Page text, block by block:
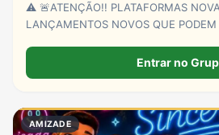
⚠️ 🚨ATENÇÃO!! PLATAFORMAS
LANÇAMENTOS NOVOS QUE
PLATAFORMAS LANÇADAS NESTE
Entrar no
AMIZADE